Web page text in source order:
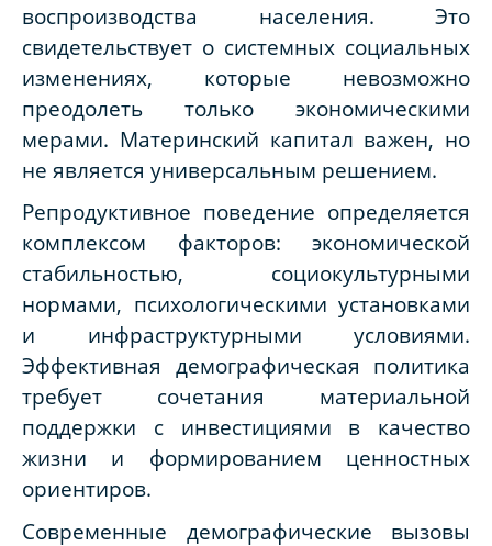
воспроизводства населения. Это
свидетельствует о системных социальных
изменениях, которые невозможно
преодолеть только экономическими
мерами. Материнский капитал важен, но
не является универсальным решением.
Репродуктивное поведение определяется
комплексом факторов: экономической
стабильностью, социокультурными
нормами, психологическими установками
и инфраструктурными условиями.
Эффективная демографическая политика
требует сочетания материальной
поддержки с инвестициями в качество
жизни и формированием ценностных
ориентиров.
Современные демографические вызовы